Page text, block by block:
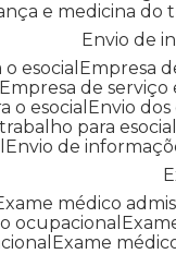
e medicina do
Envio de
esocial
Empresa
Empresa de
o esocial
Envio
para esocial
Envio de
Exame médico
ocupacional
Exame